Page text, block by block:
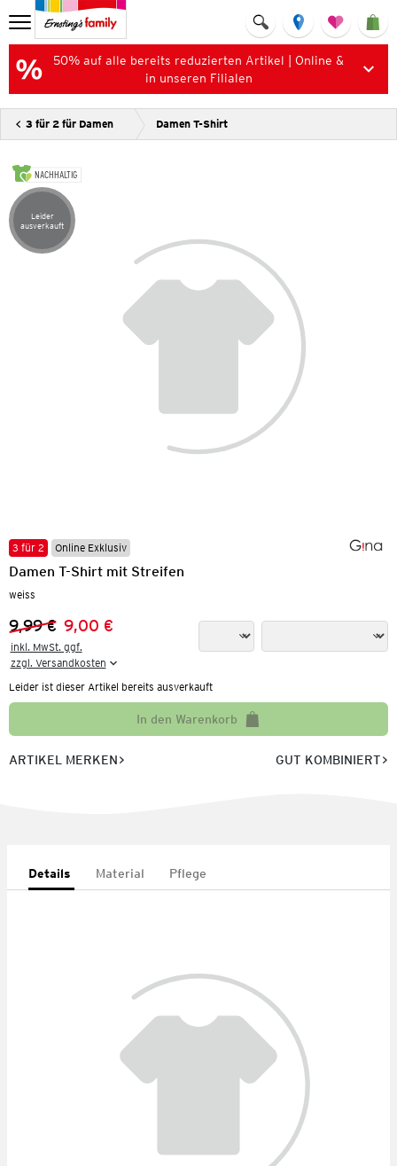
50% auf alle bereits reduzierten Artikel | Online &
in unseren Filialen
3 für 2 für Damen Damen T-Shirt
NACHHALTIG
Artikel leider ausverkauft
Leider
ausverkauft
3 für 2 Online Exklusiv
Damen T-Shirt mit Streifen
weiss
Vorheriger Preis:
9,99 €
Neuer Preis:
9,00 €
inkl. MwSt. ggf.
zzgl. Versandkosten
Leider ist dieser Artikel bereits ausverkauft
In den Warenkorb
ARTIKEL MERKEN GUT KOMBINIERT
Details Material Pflege